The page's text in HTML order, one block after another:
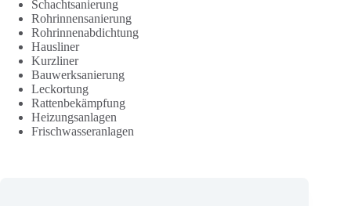
Schachtsanierung
Rohrinnensanierung
Rohrinnenabdichtung
Hausliner
Kurzliner
Bauwerksanierung
Leckortung
Rattenbekämpfung
Heizungsanlagen
Frischwasseranlagen